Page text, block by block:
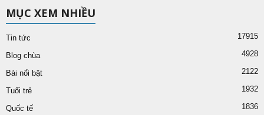
MỤC XEM NHIỀU
Tin tức 17915
Blog chùa 4928
Bài nổi bật 2122
Tuổi trẻ 1932
Quốc tế 1836